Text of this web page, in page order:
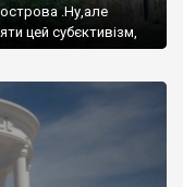
.Ну,але
цей субєктивізм,